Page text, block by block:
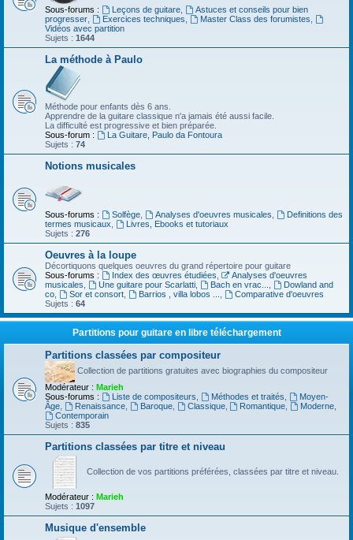
Sous-forums : Leçons de guitare,
Astuces et conseils pour bien
progresser
Exercices techniques Master Class des forumistes
Vidéos avec partition
Sujets : 1644
La méthode à Paulo
Méthode pour enfants dès 6 ans.
Apprendre de la guitare classique n'a jamais été aussi facile.
La difficulté est progressive et bien préparée.
Sous-forum :
La Guitare, Paulo da Fontoura
Sujets : 74
Notions musicales
Sous-forums : Solfège, Analyses d'oeuvres musicales
Definitions des
termes musicaux
Livres, Ebooks et tutoriaux
Sujets : 276
Oeuvres à la loupe
Décortiquons quelques oeuvres du grand répertoire pour guitare
Sous-forums :
Index des œuvres étudiées
Analyses d'oeuvres
musicales
Une guitare pour Scarlatti, Bach en vrac...
Dowland and
co
Sor et consort, Barrios , villa lobos ...
Comparative d'oeuvres
Sujets : 64
Partitions pour guitare en libre téléchargement
Partitions classées par compositeur
Collection de partitions gratuites avec biographies du compositeur
Modérateur : Marieh
Sous-forums :
Liste de compositeurs Méthodes et traités
Moyen-
Âge
Renaissance, Baroque, Classique, Romantique Moderne
Contemporain
Sujets : 835
Partitions classées par titre et niveau
Collection de vos partitions préférées, classées par titre et niveau.
Modérateur : Marieh
Sujets : 1097
Musique d'ensemble